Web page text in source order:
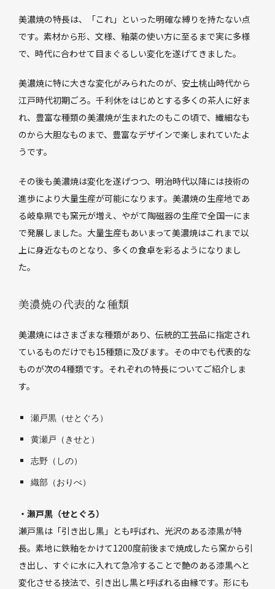
美濃焼の特長は、「これ」といった明確な縛りを持たない点
です。素材から形、文様、釉薬の使い方に至るまで実に多様
で、時代に合わせて目まぐるしい変化を遂げてきました。
美濃焼に特に大きな変化がみられたのが、安土桃山時代から
江戸時代初期ごろ。千利休をはじめとする多くの茶人に好ま
れ、豊富な種類の美濃焼が生まれたのもこの頃で、繊細なも
のから大胆なものまで、豊富なデザインで楽しまれていたよ
うです。
その後も美濃焼は変化を遂げつつ、明治時代以降には技術の
進歩により大量生産が可能になります。美濃焼の生産地であ
る岐阜県でも窯元が増え、やがて陶磁器の生産で全国一にま
で発展しました。大量生産もあいまって美濃焼はこれまで以
上に身近なものとなり、多くの食卓を彩るようになりまし
た。
美濃焼の代表的な種類
美濃焼にはさまざまな種類があり、伝統的工芸品に指定され
ているものだけでも15種類に及びます。その中でも代表的な
ものが次の4種類です。それぞれの特長についてご紹介しま
す。
瀬戸黒（せとぐろ）
黄瀬戸（きせと）
志野（しの）
織部（おりべ）
・瀬戸黒（せとぐろ）
瀬戸黒は「引き出し黒」とも呼ばれ、光沢のある漆黒が特
長。素地に鉄釉をかけて1200度前後まで焼成したら窯から引
き出し、すぐに水に入れて急冷することで艶のある漆黒へと
変化させる技法で、引き出し黒と呼ばれる由縁です。形にも